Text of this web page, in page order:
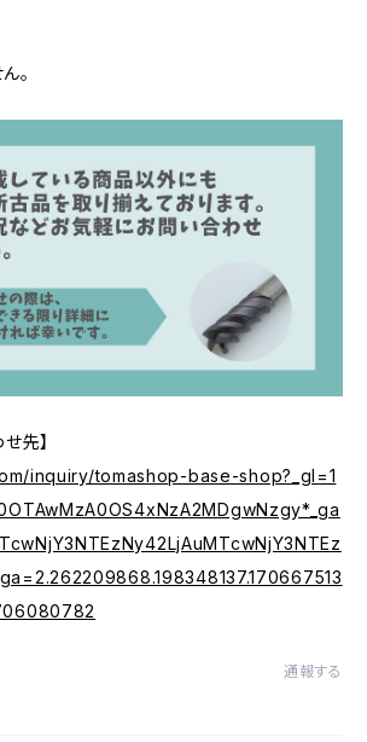
。
先】
inquiry/tomashop-base-shop?_gl=1
通報する